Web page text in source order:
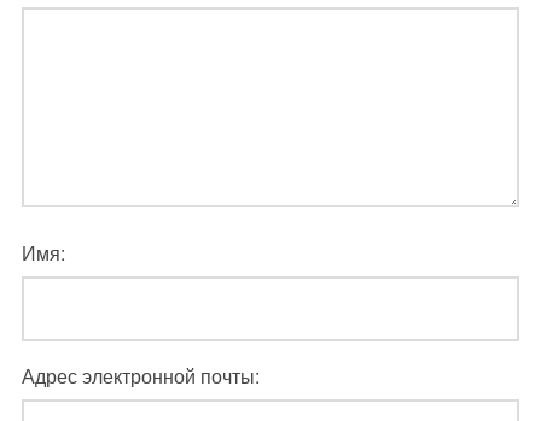
Имя:
Адрес электронной почты: